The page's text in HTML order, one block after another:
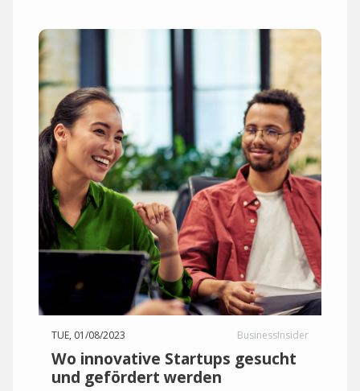
TUE, 01/08/2023 BusinessInsider
Wo innovative Startups gesucht
und gefördert werden